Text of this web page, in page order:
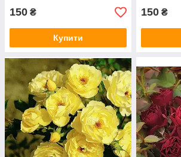
150 ₴
Купити
150 ₴